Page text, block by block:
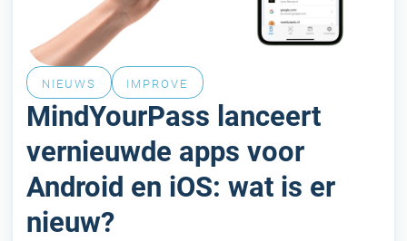
NIEUWS IMPROVE
MindYourPass lanceert
vernieuwde apps voor
Android en iOS: wat is er
nieuw?